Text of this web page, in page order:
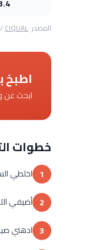
المصدر: /CIQUAL
اطبخ
ابحث عن
خطوات
1 اخلطي
2 أضيفي
3 ادهني